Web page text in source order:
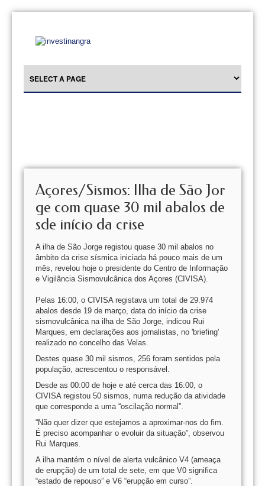
Açores/Sismos: Ilha de São Jor
ge com quase 30 mil abalos de
sde início da crise
A ilha de São Jorge registou quase 30 mil abalos no
âmbito da crise sísmica iniciada há pouco mais de um
mês, revelou hoje o presidente do Centro de Informação
e Vigilância Sismovulcânica dos Açores (CIVISA).
Pelas 16:00, o CIVISA registava um total de 29.974
abalos desde 19 de março, data do início da crise
sismovulcânica na ilha de São Jorge, indicou Rui
Marques, em declarações aos jornalistas, no 'briefing'
realizado no concelho das Velas.
Destes quase 30 mil sismos, 256 foram sentidos pela
população, acrescentou o responsável.
Desde as 00:00 de hoje e até cerca das 16:00, o
CIVISA registou 50 sismos, numa redução da atividade
que corresponde a uma “oscilação normal”.
“Não quer dizer que estejamos a aproximar-nos do fim.
É preciso acompanhar o evoluir da situação”, observou
Rui Marques.
A ilha mantém o nível de alerta vulcânico V4 (ameaça
de erupção) de um total de sete, em que V0 significa
“estado de repouso” e V6 “erupção em curso”.